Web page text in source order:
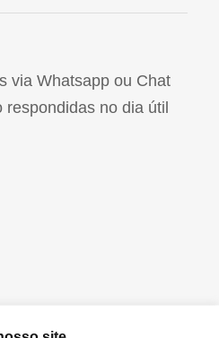
via Whatsapp ou Chat
respondidas no dia útil